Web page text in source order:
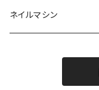
ストーン
グルー/リムーバー
ネイルマシン